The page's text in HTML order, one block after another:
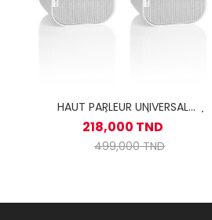
HAUT PARLEUR UNIVERSAL
ARTSOUND / 2VOIE / 10-40W /
UNI20W
218,000 TND
499,000 TND